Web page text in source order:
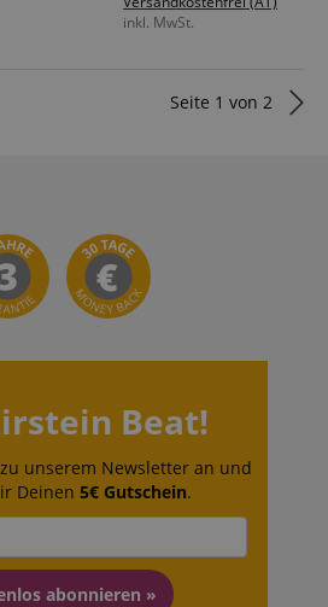
inkl. MwSt.
Seite 1 von 2
Beat!
unserem Newsletter an und
Deinen 5€ Gutschein.
abonnieren »